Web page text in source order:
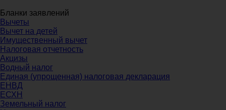
Бланки заявлений
Вычеты
Вычет на детей
Имущественный вычет
Налоговая отчетность
Акцизы
Водный налог
Единая (упрощенная) налоговая декларация
ЕНВД
ЕСХН
Земельный налог